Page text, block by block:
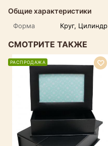
Общие характеристики
Форма Круг, Цилиндр
СМОТРИТЕ ТАКЖЕ
РАСПРОДАЖА